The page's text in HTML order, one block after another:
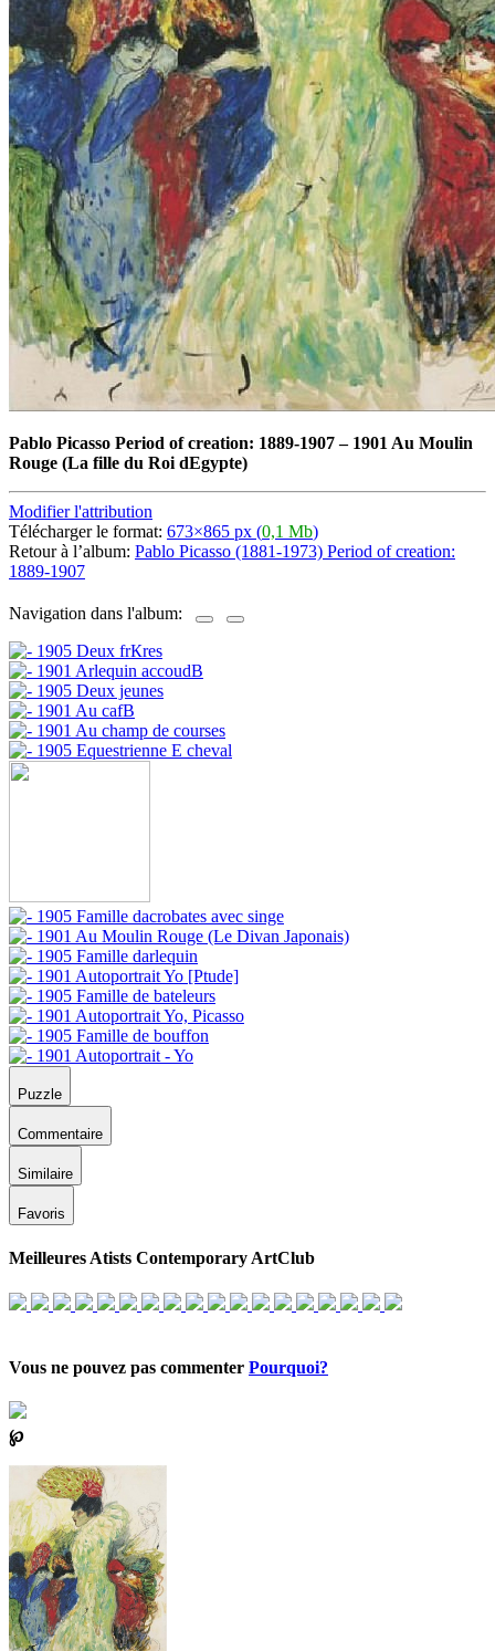
Pablo Picasso Period of creation: 1889-1907– 1901 Au Moulin
Rouge (La fille du Roi dEgypte)
Modifier l'attribution
Télécharger le format: 673×865 px (0,1 Mb)
Retour à l’album: Pablo Picasso (1881-1973) Period of creation:
1889-1907
Navigation dans l'album:
Puzzle
Commentaire
Similaire
Favoris
Meilleures Atists Contemporary ArtClub
Vous ne pouvez pas commenter Pourquoi?
℘